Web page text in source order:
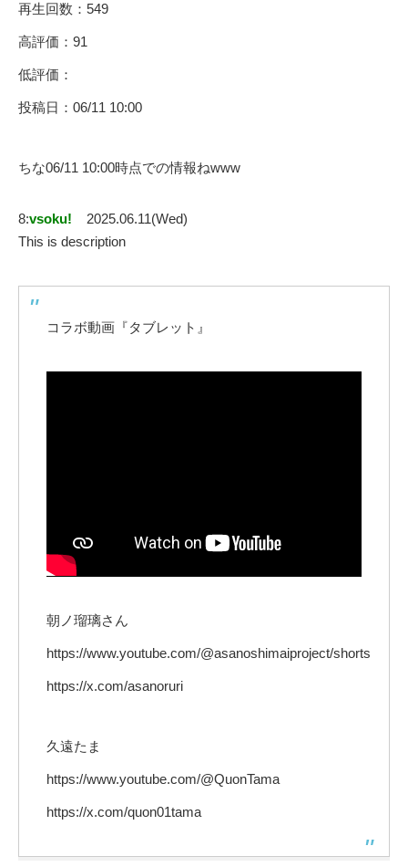
再生回数：549
高評価：91
低評価：
投稿日：06/11 10:00
ちな06/11 10:00時点での情報ねwww
8:vsoku!
2025.06.11(Wed)
This is description
コラボ動画『タブレット』
朝ノ瑠璃さん
https://www.youtube.com/@asanoshimaiproject/shorts
https://x.com/asanoruri
久遠たま
https://www.youtube.com/@QuonTama
https://x.com/quon01tama